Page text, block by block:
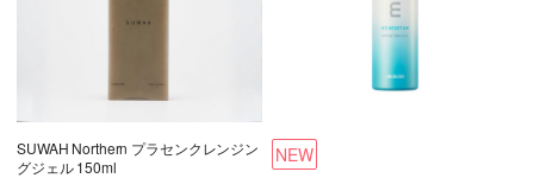
SUWAH Northern プラセンクレンジン
グジェル 150ml
NEW